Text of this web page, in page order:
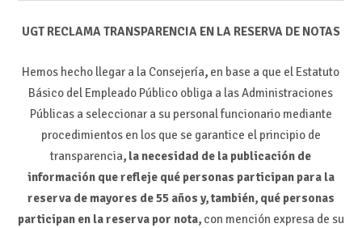
UGT RECLAMA TRANSPARENCIA EN LA RESERVA DE NOTAS
Hemos hecho llegar a la Consejería, en base a que el Estatuto
Básico del Empleado Público obliga a las Administraciones
Públicas a seleccionar a su personal funcionario mediante
procedimientos en los que se garantice el principio de
transparencia, la necesidad de la publicación de
información que refleje qué personas participan para la
reserva de mayores de 55 años y, también, qué personas
participan en la reserva por nota, con mención expresa de su